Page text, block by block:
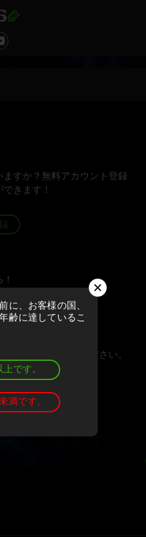
に、お客様の国、
齢に達しているこ
です。
満です。
すか？無料アカウント登録
きます！
！
ーを受け取れる！
ゲームをお楽しみください。